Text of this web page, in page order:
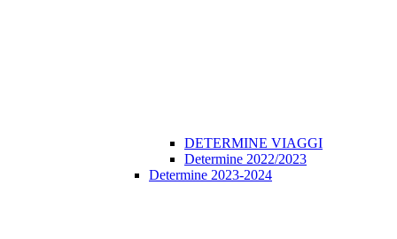
DETERMINE VIAGGI
Determine 2022/2023
Determine 2023-2024